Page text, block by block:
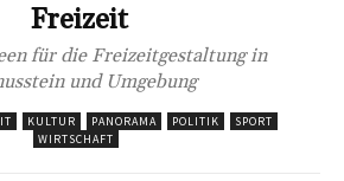
Freizeit
für die Freizeitgestaltung in
und Umgebung
KULTUR PANORAMA POLITIK
SPORT
WIRTSCHAFT